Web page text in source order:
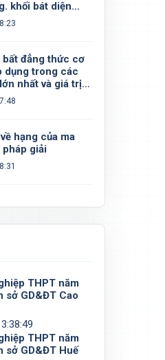
khối bát diện
đều, khối 20 mặt
bất đẳng thức cơ
dụng trong các
nhất và giá trị
hạng của ma
pháp giải
THPT năm
sở GD&ĐT Cao
THPT năm
sở GD&ĐT Huế